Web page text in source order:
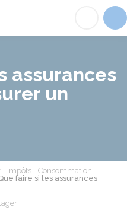
assurances
un
- Impôts - Consommation
faire si les assurances